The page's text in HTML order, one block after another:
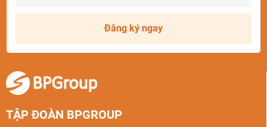
Đăng ký ngay
TẬP ĐOÀN BPGROUP